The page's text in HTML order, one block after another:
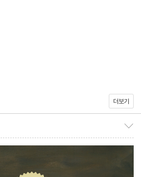
로 출간되어 한차례 독자들에 가닿은 바 있
수업]에 우울장애 연구의 석학으로 출연
울증에 관한 진실하고 정확한 조언으로 다
큰 감명을 주었다. 린다 개스크의 진실한 메
서를 독자들의 성원에 따라 이번에 『먼저
게 매만져 출간했다.
가 의미심장하다. 한편 EBS [위대한 수업]
더보기